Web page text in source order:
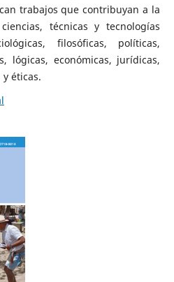
trabajos que contribuyan a la
técnicas y tecnologías
filosóficas, políticas,
lógicas, económicas, jurídicas,
éticas.